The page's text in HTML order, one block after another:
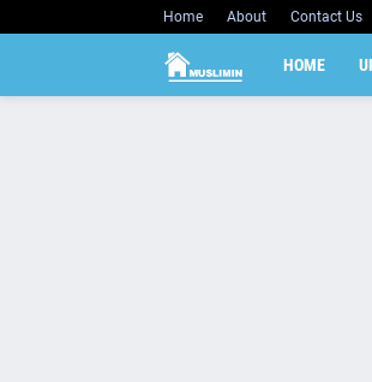
Home About Contact Us
HOME